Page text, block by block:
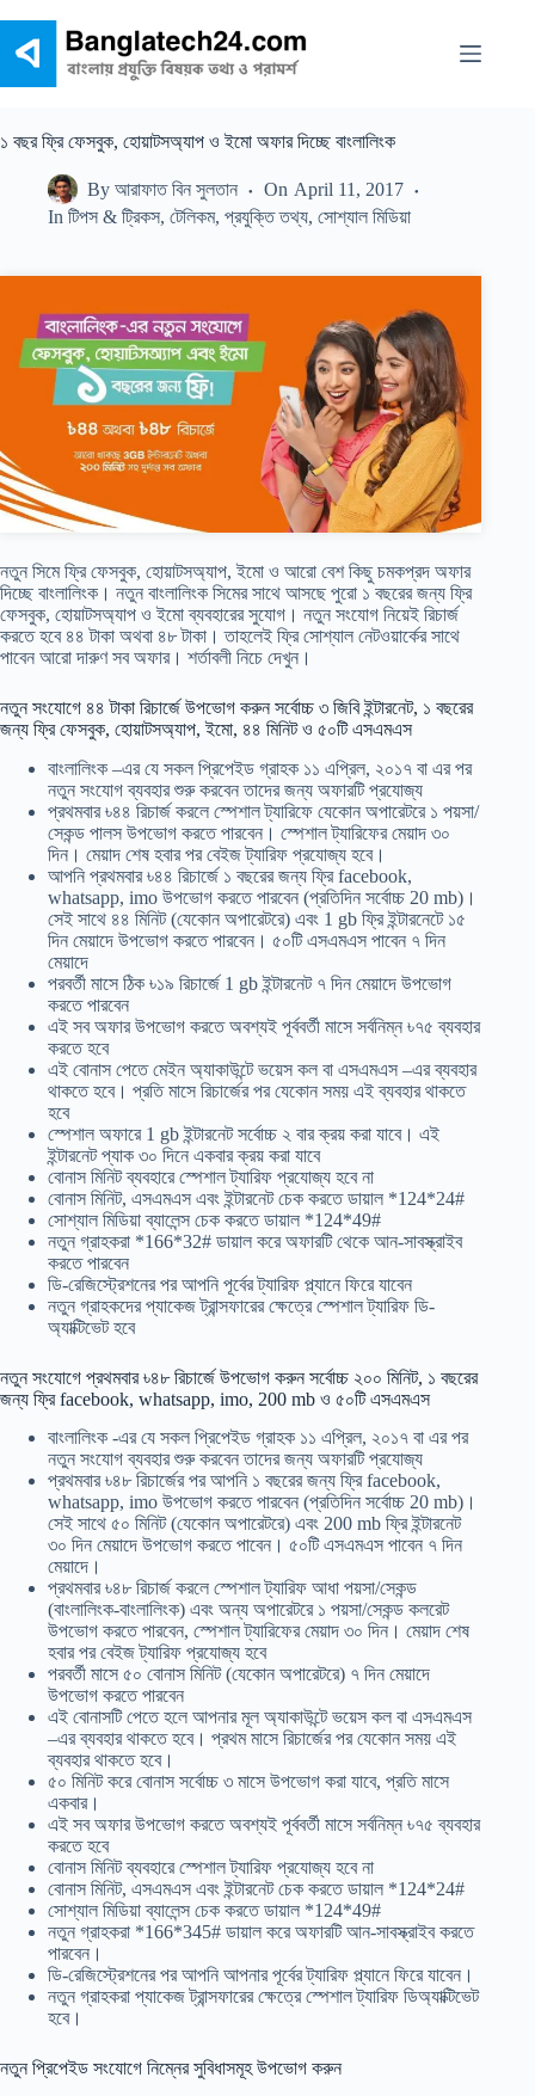
content
১ বছর ফ্রি ফেসবুক, হোয়াটসঅ্যাপ ও ইমো অফার দিচ্ছে বাংলালিংক
By আরাফাত বিন সুলতান On April 11, 2017
In টিপস & ট্রিকস,টেলিকম,প্রযুক্তি তথ্য,সোশ্যাল মিডিয়া
নতুন সিমে ফ্রি ফেসবুক, হোয়াটসঅ্যাপ, ইমো ও আরো বেশ কিছু চমকপ্রদ অফার
দিচ্ছে বাংলালিংক। নতুন বাংলালিংক সিমের সাথে আসছে পুরো ১ বছরের জন্য ফ্রি
ফেসবুক, হোয়াটসঅ্যাপ ও ইমো ব্যবহারের সুযোগ। নতুন সংযোগ নিয়েই রিচার্জ
করতে হবে ৪৪ টাকা অথবা ৪৮ টাকা। তাহলেই ফ্রি সোশ্যাল নেটওয়ার্কের সাথে
পাবেন আরো দারুণ সব অফার। শর্তাবলী নিচে দেখুন।
নতুন সংযোগে ৪৪ টাকা রিচার্জে উপভোগ করুন সর্বোচ্চ ৩ জিবি ইন্টারনেট, ১ বছরের
জন্য ফ্রি ফেসবুক, হোয়াটসঅ্যাপ, ইমো, ৪৪ মিনিট ও ৫০টি এসএমএস
বাংলালিংক –এর যে সকল প্রিপেইড গ্রাহক ১১ এপ্রিল, ২০১৭ বা এর পর
নতুন সংযোগ ব্যবহার শুরু করবেন তাদের জন্য অফারটি প্রযোজ্য
প্রথমবার ৳৪৪ রিচার্জ করলে স্পেশাল ট্যারিফে যেকোন অপারেটরে ১ পয়সা/
সেকন্ড পালস উপভোগ করতে পারবেন। স্পেশাল ট্যারিফের মেয়াদ ৩০
দিন। মেয়াদ শেষ হবার পর বেইজ ট্যারিফ প্রযোজ্য হবে।
আপনি প্রথমবার ৳৪৪ রিচার্জে ১ বছরের জন্য ফ্রি facebook,
whatsapp, imo উপভোগ করতে পারবেন (প্রতিদিন সর্বোচ্চ 20 mb)।
সেই সাথে ৪৪ মিনিট (যেকোন অপারেটরে) এবং 1 gb ফ্রি ইন্টারনেটে ১৫
দিন মেয়াদে উপভোগ করতে পারবেন। ৫০টি এসএমএস পাবেন ৭ দিন
মেয়াদে
পরবর্তী মাসে ঠিক ৳১৯ রিচার্জে 1 gb ইন্টারনেট ৭ দিন মেয়াদে উপভোগ
করতে পারবেন
এই সব অফার উপভোগ করতে অবশ্যই পূর্ববর্তী মাসে সর্বনিম্ন ৳৭৫ ব্যবহার
করতে হবে
এই বোনাস পেতে মেইন অ্যাকাউন্টে ভয়েস কল বা এসএমএস –এর ব্যবহার
থাকতে হবে। প্রতি মাসে রিচার্জের পর যেকোন সময় এই ব্যবহার থাকতে
হবে
স্পেশাল অফারে 1 gb ইন্টারনেট সর্বোচ্চ ২ বার ক্রয় করা যাবে। এই
ইন্টারনেট প্যাক ৩০ দিনে একবার ক্রয় করা যাবে
বোনাস মিনিট ব্যবহারে স্পেশাল ট্যারিফ প্রযোজ্য হবে না
বোনাস মিনিট, এসএমএস এবং ইন্টারনেট চেক করতে ডায়াল *124*24#
সোশ্যাল মিডিয়া ব্যালেন্স চেক করতে ডায়াল *124*49#
নতুন গ্রাহকরা *166*32# ডায়াল করে অফারটি থেকে আন-সাবস্ক্রাইব
করতে পারবেন
ডি-রেজিস্ট্রেশনের পর আপনি পূর্বের ট্যারিফ প্ল্যানে ফিরে যাবেন
নতুন গ্রাহকদের প্যাকেজ ট্রান্সফারের ক্ষেত্রে স্পেশাল ট্যারিফ ডি-
অ্যাক্টিভেট হবে
নতুন সংযোগে প্রথমবার ৳৪৮ রিচার্জে উপভোগ করুন সর্বোচ্চ ২০০ মিনিট, ১ বছরের
জন্য ফ্রি facebook, whatsapp, imo, 200 mb ও ৫০টি এসএমএস
বাংলালিংক -এর যে সকল প্রিপেইড গ্রাহক ১১ এপ্রিল, ২০১৭ বা এর পর
নতুন সংযোগ ব্যবহার শুরু করবেন তাদের জন্য অফারটি প্রযোজ্য
প্রথমবার ৳৪৮ রিচার্জের পর আপনি ১ বছরের জন্য ফ্রি facebook,
whatsapp, imo উপভোগ করতে পারবেন (প্রতিদিন সর্বোচ্চ 20 mb)।
সেই সাথে ৫০ মিনিট (যেকোন অপারেটরে) এবং 200 mb ফ্রি ইন্টারনেট
৩০ দিন মেয়াদে উপভোগ করতে পাবেন। ৫০টি এসএমএস পাবেন ৭ দিন
মেয়াদে।
প্রথমবার ৳৪৮ রিচার্জ করলে স্পেশাল ট্যারিফ আধা পয়সা/সেকন্ড
(বাংলালিংক-বাংলালিংক) এবং অন্য অপারেটরে ১ পয়সা/সেকন্ড কলরেট
উপভোগ করতে পারবেন, স্পেশাল ট্যারিফের মেয়াদ ৩০ দিন। মেয়াদ শেষ
হবার পর বেইজ ট্যারিফ প্রযোজ্য হবে
পরবর্তী মাসে ৫০ বোনাস মিনিট (যেকোন অপারেটরে) ৭ দিন মেয়াদে
উপভোগ করতে পারবেন
এই বোনাসটি পেতে হলে আপনার মূল অ্যাকাউন্টে ভয়েস কল বা এসএমএস
–এর ব্যবহার থাকতে হবে। প্রথম মাসে রিচার্জের পর যেকোন সময় এই
ব্যবহার থাকতে হবে।
৫০ মিনিট করে বোনাস সর্বোচ্চ ৩ মাসে উপভোগ করা যাবে, প্রতি মাসে
একবার।
এই সব অফার উপভোগ করতে অবশ্যই পূর্ববর্তী মাসে সর্বনিম্ন ৳৭৫ ব্যবহার
করতে হবে
বোনাস মিনিট ব্যবহারে স্পেশাল ট্যারিফ প্রযোজ্য হবে না
বোনাস মিনিট, এসএমএস এবং ইন্টারনেট চেক করতে ডায়াল *124*24#
সোশ্যাল মিডিয়া ব্যালেন্স চেক করতে ডায়াল *124*49#
নতুন গ্রাহকরা *166*345# ডায়াল করে অফারটি আন-সাবস্ক্রাইব করতে
পারবেন।
ডি-রেজিস্ট্রেশনের পর আপনি আপনার পূর্বের ট্যারিফ প্ল্যানে ফিরে যাবেন।
নতুন গ্রাহকরা প্যাকেজ ট্রান্সফারের ক্ষেত্রে স্পেশাল ট্যারিফ ডিঅ্যাক্টিভেট
হবে।
নতুন প্রিপেইড সংযোগে নিম্নের সুবিধাসমূহ উপভোগ করুন